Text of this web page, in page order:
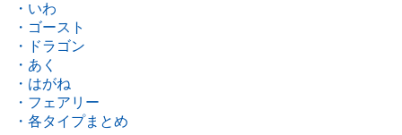
・いわ
・ゴースト
・ドラゴン
・あく
・はがね
・フェアリー
・各タイプまとめ